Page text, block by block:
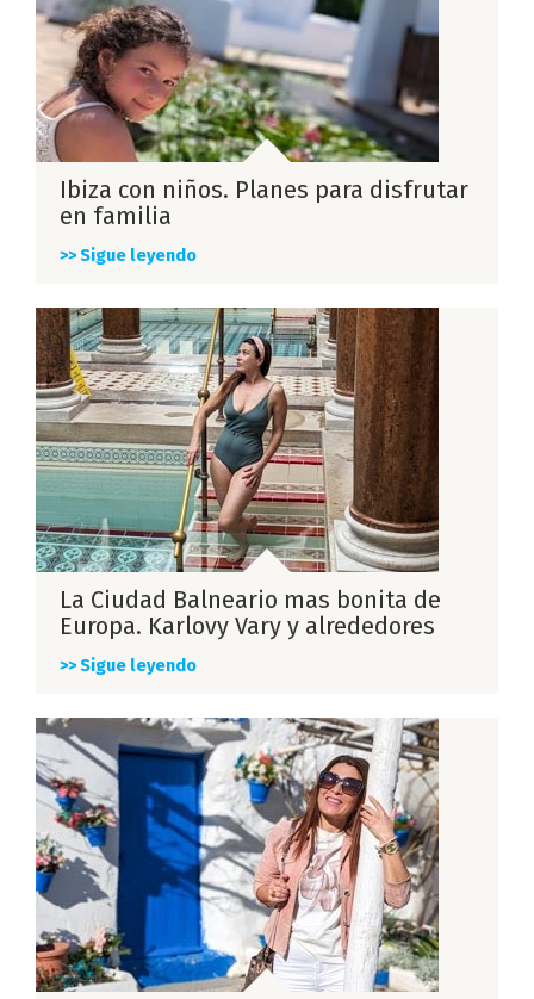
Ibiza con niños. Planes para disfrutar
en familia
>> Sigue leyendo
La Ciudad Balneario mas bonita de
Europa. Karlovy Vary y alrededores
>> Sigue leyendo